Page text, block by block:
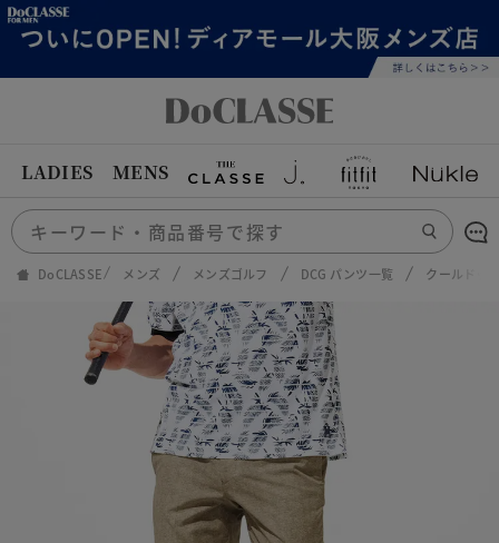
LADIES MENS
DoCLASSE メンズ メンズゴルフ DCG パンツ一覧 クールドッ